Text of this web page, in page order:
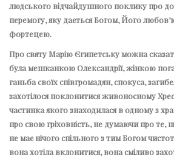
людського відчайдушного поклику про
перемогу, яку дається Богом, Його
фортецею.
Про святу Марію Єгипетську можна
була мешканкою Олександрії, жінкою
ганьба своїх співгромадян, спокуса,
захотілося поклонитися живоносному
частинка якого знаходилася в одному з
про свою гріховність, не думаючи про те,
не має нічого спільного з тим Богом
вона хотіла вклонитися, вона сміливо